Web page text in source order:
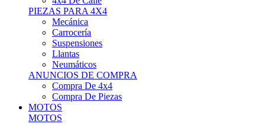
Mecánica
Carrocería
Suspensiones
Llantas
Neumáticos
ANUNCIOS DE COMPRA
Compra De 4x4
Compra De Piezas
MOTOS
MOTOS
Motos De Circuito